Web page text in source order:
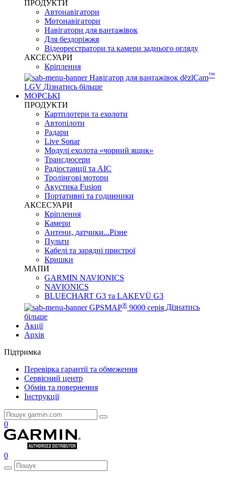
ПРОДУКТИ
Автонавігатори
Мотонавігатори
Навігатори для вантажівок
Для бездоріжжя
Відеореєстратори та камери заднього огляду
АКСЕСУАРИ
Кріплення
Навігатор для вантажівок dēzlCam™
LGV Дізнатись більше
МОРСЬКІ
ПРОДУКТИ
Картплотери та ехолоти
Автопілоти
Радари
Live Sonar
Модулі ехолота «чорний ящик»
Трансдюсери
Радіостанції та АІС
Тролінгові мотори
Акустика Fusion
Портативні та годинники
АКСЕСУАРИ
Кріплення
Камери
Антени, датчики...Різне
Пульти
Кабелі та зарядні пристрої
Кришки
МАПИ
GARMIN NAVIONICS
NAVIONICS
BLUECHART G3 та LAKEVÜ G3
GPSMAP® 9000 серія Дізнатись
більше
Акції
Архів
Підтримка
Перевірка гарантії та обмеження
Сервісний центр
Обмін та повернення
Інструкції
0
0